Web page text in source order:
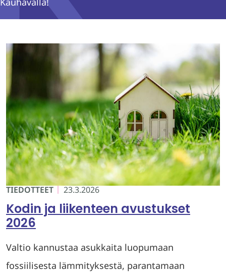
TIEDOTTEET 23.3.2026
Kodin ja liikenteen avustukset
2026
Valtio kannustaa asukkaita luopumaan
fossiilisesta lämmityksestä, parantamaan